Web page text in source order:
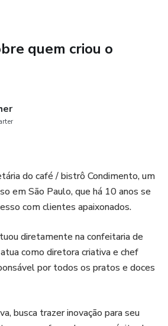
a preparação dos burgers,
cozinha mais acessível e
e se divertir ao mesmo
de alta qualidade: As receitas
sensacionais,
outro burger que o usuário
Isso significa que os usuários terão
de uma experiência
com sabores intensos e
quem criou o
do café / bistrô Condimento, um
em São Paulo, que há 10 anos se
com clientes apaixonados.
diretamente na confeitaria de
como diretora criativa e chef
por todos os pratos e doces
busca trazer inovação para seu